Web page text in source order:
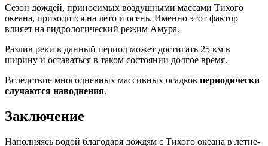
Сезон дождей, приносимых воздушными массами Тихого
океана, приходится на лето и осень. Именно этот фактор
влияет на гидрологический режим Амура.
Разлив реки в данный период может достигать 25 км в
ширину и оставаться в таком состоянии долгое время.
Вследствие многодневных массивных осадков периодически
случаются наводнения.
Заключение
Наполняясь водой благодаря дождям с Тихого океана в летне-